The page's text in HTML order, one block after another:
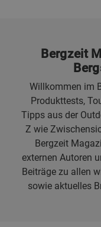
Bergzeit
Willkommen im
Produkttests,
Tipps aus der
Z wie
Bergzeit
externen Autoren
Beiträge zu allen
sowie aktuelles